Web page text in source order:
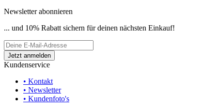
Newsletter abonnieren
... und 10% Rabatt sichern für deinen nächsten Einkauf!
Kundenservice
• Kontakt
• Newsletter
• Kundenfoto's